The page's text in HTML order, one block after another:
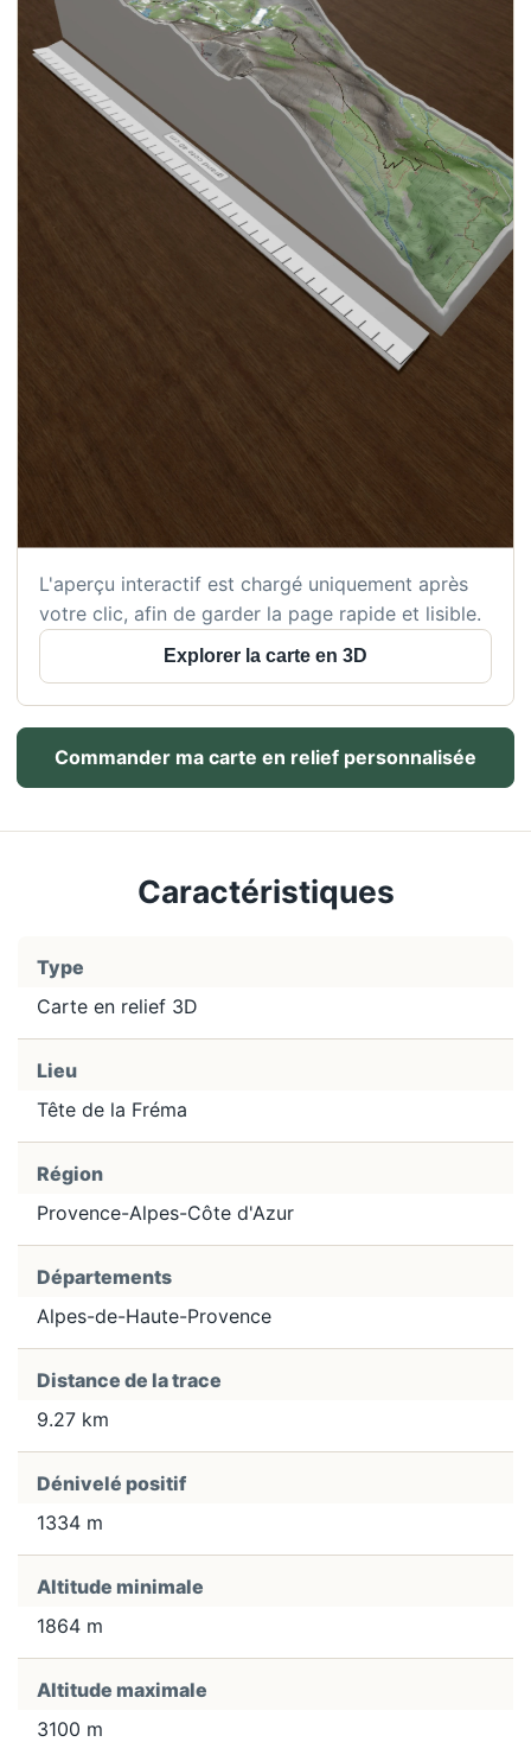
L'aperçu interactif est chargé uniquement après
votre clic, afin de garder la page rapide et lisible.
Explorer la carte en 3D
Commander ma carte en relief personnalisée
Caractéristiques
Type
Carte en relief 3D
Lieu
Tête de la Fréma
Région
Provence-Alpes-Côte d'Azur
Départements
Alpes-de-Haute-Provence
Distance de la trace
9.27 km
Dénivelé positif
1334 m
Altitude minimale
1864 m
Altitude maximale
3100 m